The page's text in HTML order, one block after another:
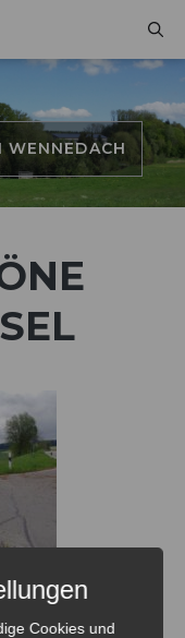
Cookies und